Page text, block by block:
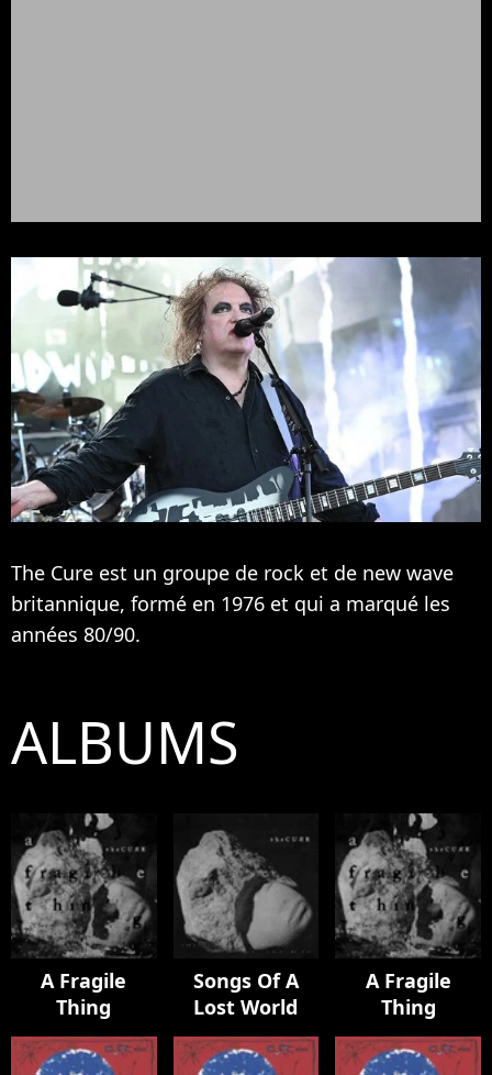
The Cure est un groupe de rock et de new wave
britannique, formé en 1976 et qui a marqué les
années 80/90.
ALBUMS
A Fragile
Thing
Songs Of A
Lost World
A Fragile
Thing